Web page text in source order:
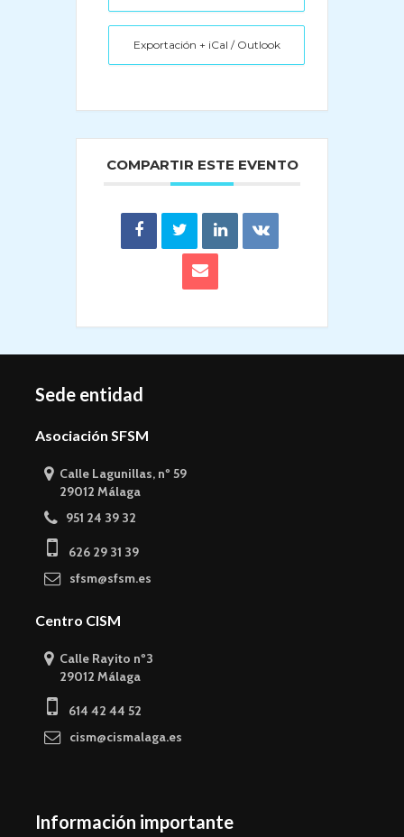
Exportación + iCal / Outlook
COMPARTIR ESTE EVENTO
Sede entidad
Asociación SFSM
Calle Lagunillas, nº 59
29012 Málaga
951 24 39 32
626 29 31 39
sfsm@sfsm.es
Centro CISM
Calle Rayito nº3
29012 Málaga
614 42 44 52
cism@cismalaga.es
Información importante